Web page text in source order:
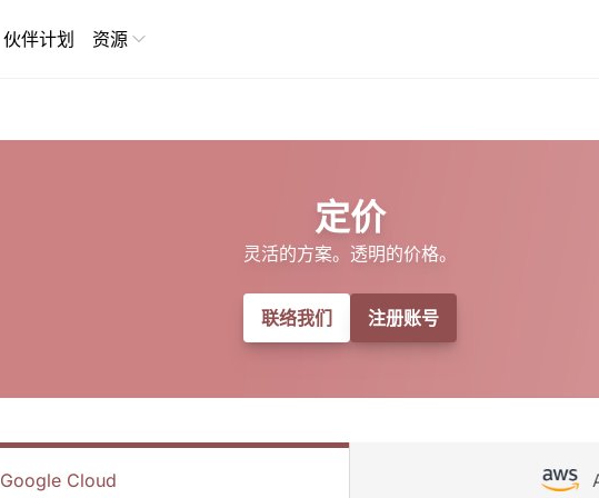
伙伴计划 资源
定价
灵活的方案。透明的价格。
联络我们 注册账号
Google Cloud